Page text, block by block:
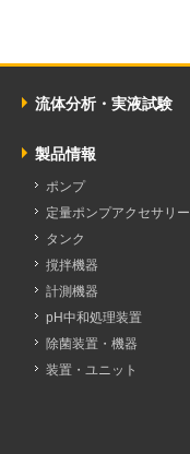
流体分析・実液試験
製品情報
ポンプ
定量ポンプアクセサリー
タンク
撹拌機器
計測機器
pH中和処理装置
除菌装置・機器
装置・ユニット